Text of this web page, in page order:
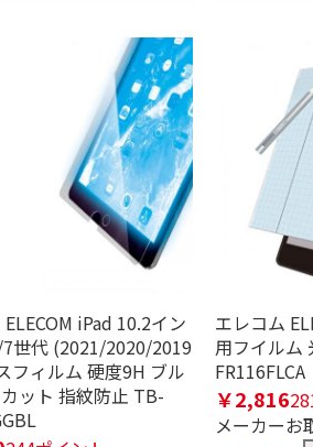
iPad 10.2イン
世代 (2021/2020/2019
フィルム 硬度9H ブル
ット 指紋防止 TB-
エレコム
用フイルム
FR116FLCA
￥2,816
メーカーお
れると、指定したワードを除外して検索しま
円